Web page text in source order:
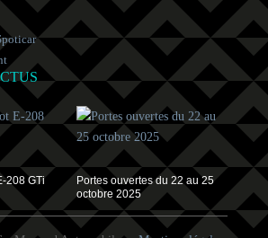
208 GTi
Portes ouvertes du 22 au 25
octobre 2025